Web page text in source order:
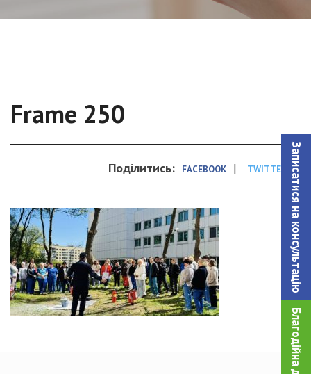
Записатися на консультацiю
Frame 250
Поділитись: FACEBOOK | TWITTER